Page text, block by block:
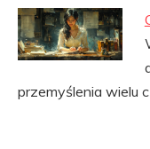
przemyślenia wielu